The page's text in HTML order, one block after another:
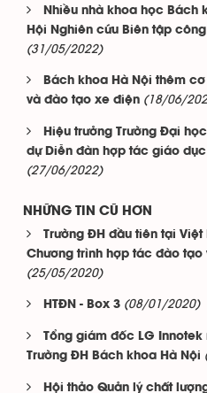
Nhiều nhà khoa học Bách
Hội Nghiên cứu Biên tập
(31/05/2022)
Bách khoa Hà Nội thêm
và đào tạo xe điện (18/06/
Hiệu trưởng Trường Đại
dự Diễn đàn hợp tác giáo dục
(27/06/2022)
NHỮNG TIN CŨ HƠN
Trường ĐH đầu tiên tại
Chương trình hợp tác đào
(25/05/2020)
HTĐN - Box 3 (08/01/2020)
Tổng giám đốc LG
Trường ĐH Bách khoa Hà Nội
Hội thảo Quản lý chất